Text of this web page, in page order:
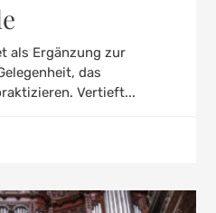
als Ergänzung zur
das
Vertieft...